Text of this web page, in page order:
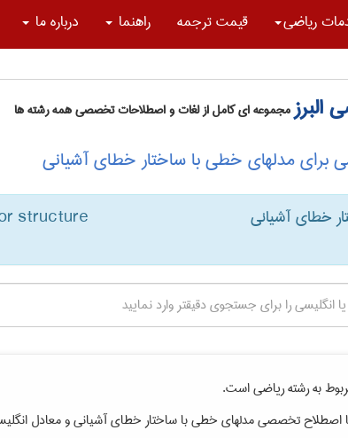
رياضی قیمت ترجمه راهنما درباره ما
مجموعه ای کامل از لغات و اصطلاحات تخصصی همه رشته ها
برای مدلهای خطی با ساختار خطای آشیانی
خطای آشیانی structure
به رشتهرياضیاست.
اصطلاح تخصصیمدلهای خطی با ساختار خطای آشیانیو معادل